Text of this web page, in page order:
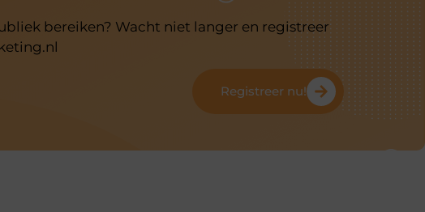
bereiken? Wacht niet langer en registreer
Registreer nu!